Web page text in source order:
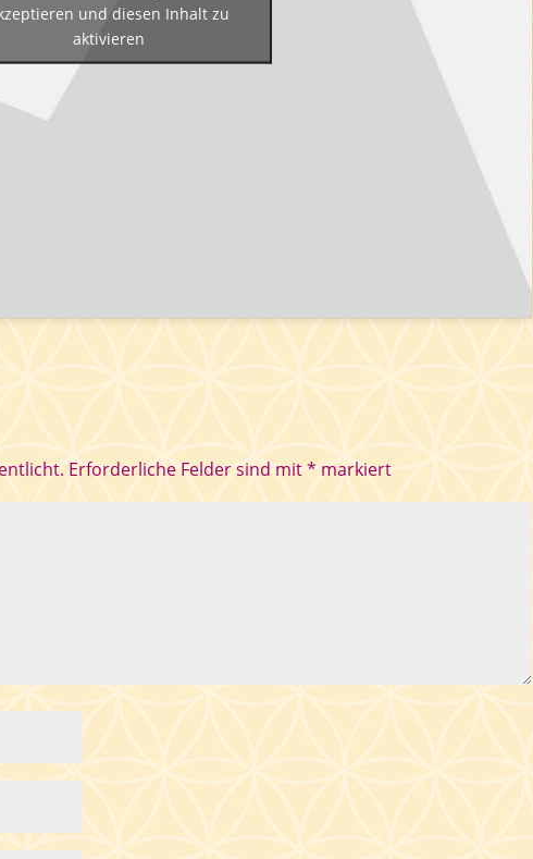
und diesen Inhalt zu
aktivieren
Erforderliche Felder sind mit* markiert